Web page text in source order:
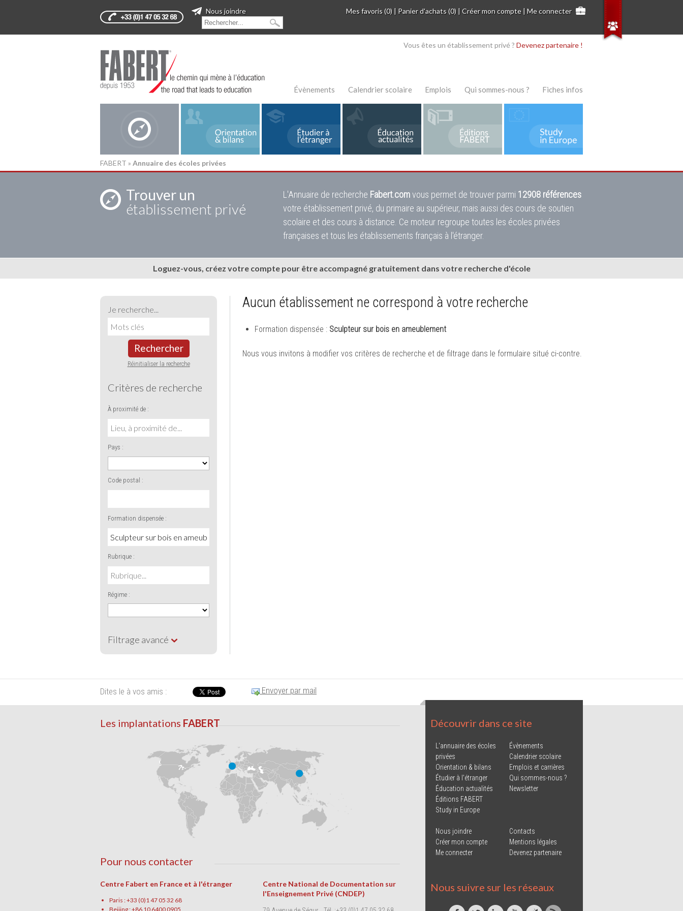
Mes favoris (0) | Panier d'achats (0) |Créer mon compte |Me connecter
Nous joindre
Vous êtes un établissement privé ? Devenez partenaire !
Évènements Calendrier scolaire Emplois Qui sommes-nous ? Fiches infos
FABERT » Annuaire des écoles privées
Trouver un
établissement privé
L'Annuaire de recherche Fabert.comvous permet de trouver parmi 12908 références
votre établissement privé, du primaire au supérieur, mais aussi des cours de soutien
scolaire et des cours à distance. Ce moteur regroupe toutes les écoles privées
françaises et tous les établissements français à l'étranger.
Loguez-vous, créez votre compte pour être accompagné gratuitement dans votre recherche d'école
Je recherche...
Rechercher
Réinitialiser la recherche
Critères de recherche
À proximité de :
Pays :
Code postal :
Formation dispensée :
Rubrique :
Régime :
Filtrage avancé
Aucun établissement ne correspond à votre recherche
Formation dispensée : Sculpteur sur bois en ameublement
Nous vous invitons à modifier vos critères de recherche et de filtrage dans le formulaire situé ci-contre.
Dites le à vos amis : Envoyer par mail
Les implantations FABERT
Pour nous contacter
Centre Fabert en France et à l'étranger
Paris : +33 (0)1 47 05 32 68
Beijing : +86 10 6400 0905
Centre National de Documentation sur
l'Enseignement Privé (CNDEP)
Découvrir dans ce site
L'annuaire des écoles
privées
Orientation & bilans
Étudier à l'étranger
Éducation actualités
Éditions FABERT
Study in Europe
Évènements
Calendrier scolaire
Emplois et carrières
Qui sommes-nous ?
Newsletter
Nous joindre
Créer mon compte
Me connecter
Contacts
Mentions légales
Devenez partenaire
Nous suivre sur les réseaux